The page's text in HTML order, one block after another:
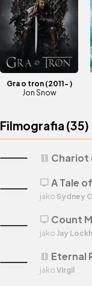
Gra o tron (2011- )
Jon Snow
Filmografia (35)
theaters Eternal
jako Virgil
theaters Chariot
tv A Tale
jako Sydney
tv Count
jako Jay